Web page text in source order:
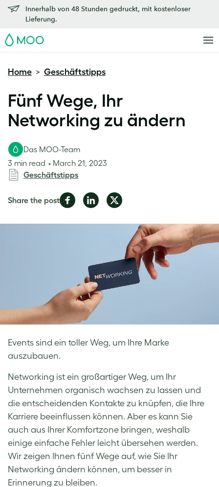
Innerhalb von 48 Stunden gedruckt, mit kostenloser
Lieferung.
MOO
Home > Geschäftstipps
Fünf Wege, Ihr
Networking zu ändern
Events sind ein toller Weg, um Ihre Marke
auszubauen.
Das MOO-Team
3 min read
March 21, 2023
Geschäftstipps
Share the postShare
Facebook
Share
LinkedIn
Share
Twitter
Networking ist ein großartiger Weg, um Ihr
Unternehmen organisch wachsen zu lassen und
die entscheidenden Kontakte zu knüpfen, die Ihre
Karriere beeinflussen können. Aber es kann Sie
auch aus Ihrer Komfortzone bringen, weshalb
einige einfache Fehler leicht übersehen werden.
Wir zeigen Ihnen fünf Wege auf, wie Sie Ihr
Networking ändern können, um besser in
Erinnerung zu bleiben.